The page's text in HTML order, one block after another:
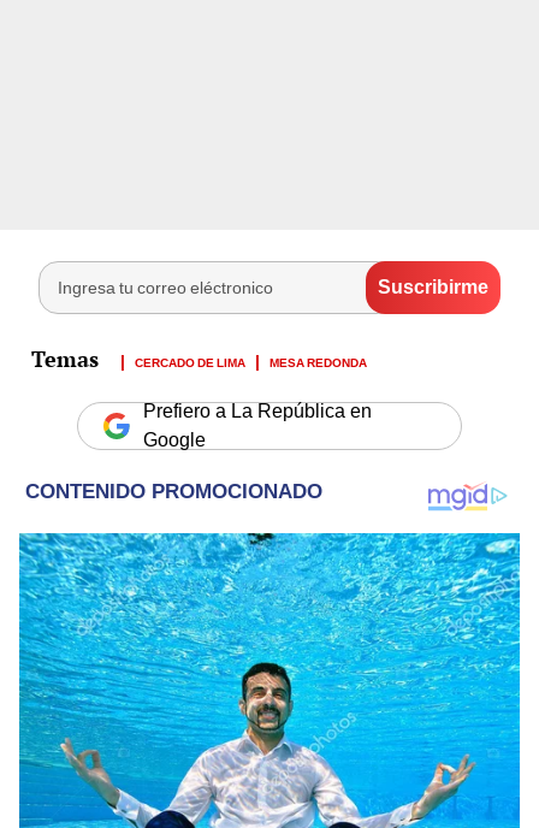
CERCADO DE LIMA MESA REDONDA
Prefiero a La República en
Google